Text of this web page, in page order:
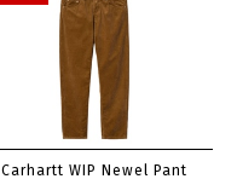
Carhartt WIP Newel Pant